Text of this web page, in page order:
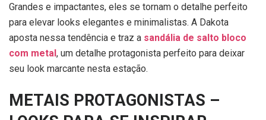
Grandes e impactantes, eles se tornam o detalhe perfeito
para elevar looks elegantes e minimalistas. A Dakota
aposta nessa tendência e traz a sandália de salto bloco
com metal, um detalhe protagonista perfeito para deixar
seu look marcante nesta estação.
METAIS PROTAGONISTAS –